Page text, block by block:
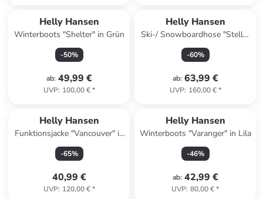
Helly Hansen
Winterboots "Shelter" in Grün
-50%
ab: 49,99 €
UVP: 100,00 €*
Helly Hansen
Ski-/ Snowboardhose "Stellar
Bib" in Pink
-60%
ab: 63,99 €
UVP: 160,00 €*
Helly Hansen
Funktionsjacke "Vancouver" in
Schwarz
-65%
40,99 €
UVP: 120,00 €*
Helly Hansen
Winterboots "Varanger" in Lila
-46%
ab: 42,99 €
UVP: 80,00 €*